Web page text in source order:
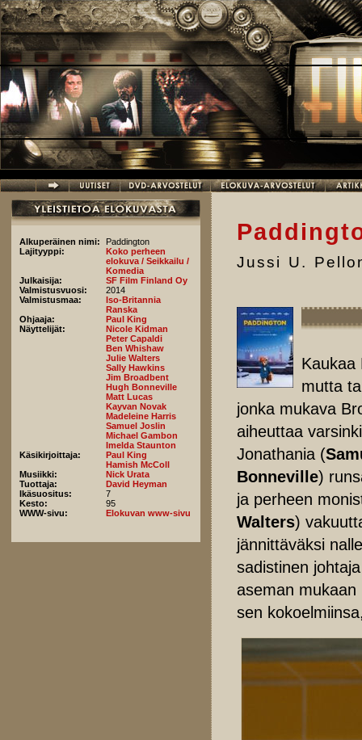
Hyppää pääsisältöön
Alkuperäinen nimi:
Paddington
Lajityyppi:
Koko perheen
elokuva / Seikkailu /
Komedia
Julkaisija:
SF Film Finland Oy
Valmistusvuosi:
2014
Valmistusmaa:
Iso-Britannia
Ranska
Ohjaaja:
Paul King
Näyttelijät:
Nicole Kidman
Peter Capaldi
Ben Whishaw
Julie Walters
Sally Hawkins
Jim Broadbent
Hugh Bonneville
Matt Lucas
Kayvan Novak
Madeleine Harris
Samuel Joslin
Michael Gambon
Imelda Staunton
Käsikirjoittaja:
Paul King
Hamish McColl
Musiikki:
Nick Urata
Tuottaja:
David Heyman
Ikäsuositus:
7
Kesto:
95
WWW-sivu:
Elokuvan www-sivu
Jussi U.
Kaukaa
mutta
jonka mukava
aiheuttaa
Jonathania (
Bonneville)
ja perheen
Walters)
jännittäväksi
sadistinen
aseman mukaan
sen